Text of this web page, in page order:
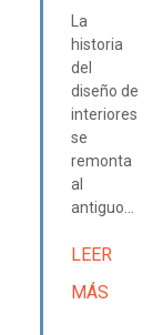
La
historia
del
diseño de
interiores
se
remonta
al
antiguo...
LEER
MÁS